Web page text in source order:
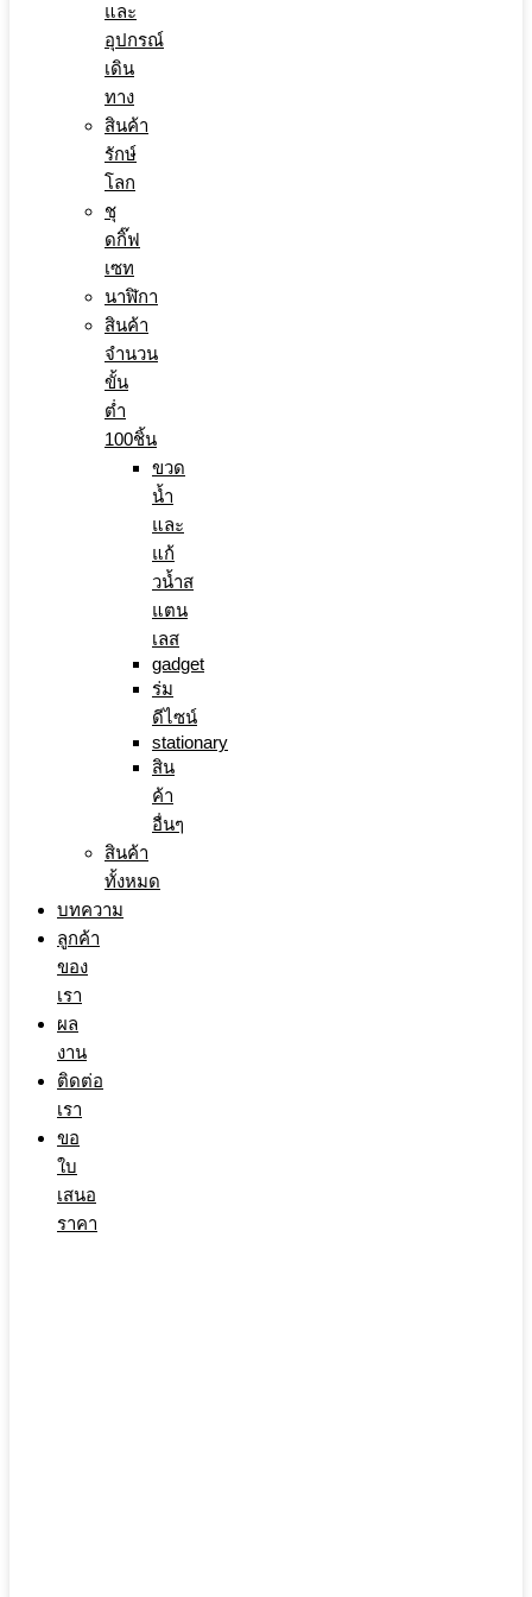
และ
อุปกรณ์
เดิน
ทาง
สินค้า
รักษ์
โลก
ชุ
ดกิ๊ฟ
เซท
นาฬิกา
สินค้า
จำนวน
ขั้น
ต่ำ
100ชิ้น
ขวด
น้ำ
และ
แก้
วน้ำส
แตน
เลส
gadget
ร่ม
ดีไซน์
stationary
สิน
ค้า
อื่นๆ
สินค้า
ทั้งหมด
บทความ
ลูกค้า
ของ
เรา
ผล
งาน
ติดต่อ
เรา
ขอ
ใบ
เสนอ
ราคา